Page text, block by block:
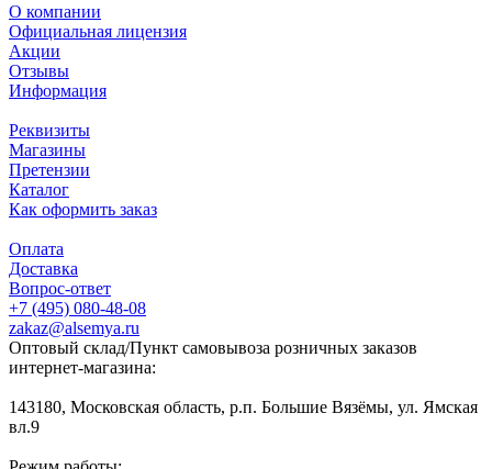
О компании
Официальная лицензия
Акции
Отзывы
Информация
Реквизиты
Магазины
Претензии
Каталог
Как оформить заказ
Оплата
Доставка
Вопрос-ответ
+7 (495) 080-48-08
zakaz@alsemya.ru
Оптовый склад/Пункт самовывоза розничных заказов
интернет-магазина:
143180, Московская область, р.п. Большие Вязёмы, ул. Ямская
вл.9